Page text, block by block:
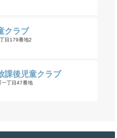
クラブ
目179番地2
課後児童クラブ
一丁目47番地